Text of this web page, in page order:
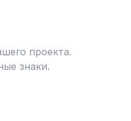
проекта.
знаки.